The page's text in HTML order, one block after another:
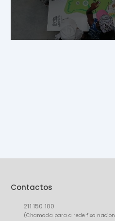
Contactos
211 150 100
(Chamada para a rede fixa